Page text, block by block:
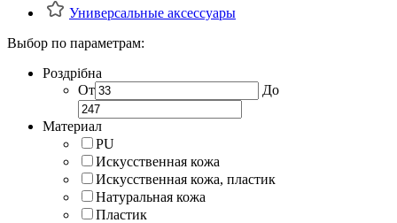
Универсальные аксессуары
Выбор по параметрам:
Роздрібна
От
До
Материал
PU
Искусственная кожа
Искусственная кожа, пластик
Натуральная кожа
Пластик